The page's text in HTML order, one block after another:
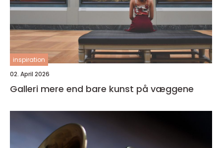
inspiration
02. April 2026
Galleri mere end bare kunst på væggene